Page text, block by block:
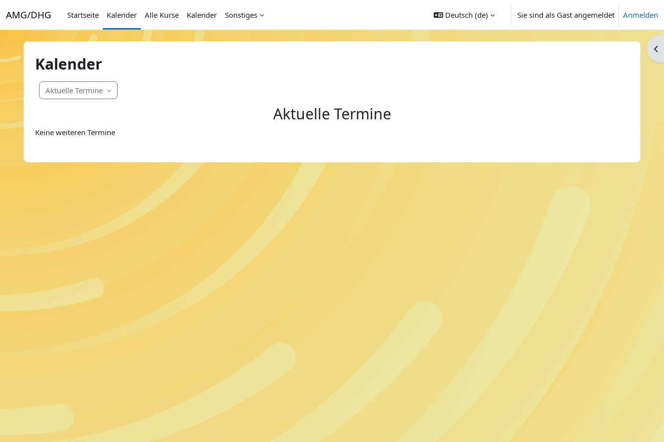
AMG/DHG Startseite Kalender Alle Kurse Kalender Sonstiges Deutsch ‎(de)‎ Sie sind als Gast angemeldet Anmelden
Kalender
Aktuelle Termine
Aktuelle Termine
Keine weiteren Termine